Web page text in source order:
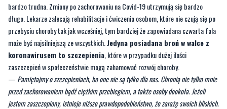
może być najsilniejszą ze wszystkich.Jedyna posiadana broń w walce z
koronawirusem to szczepienia, które w przypadku dużej ilości
zaszczepień w społeczeństwie mogą zahamować rozwój choroby.
—Pamiętajmy o szczepieniach, bo one nie są tylko dla nas. Chronią nie tylko mnie
przed zachorowaniem bądź ciężkim przebiegiem, a także osoby dookoła. Jeżeli
jestem zaszczepiony, istnieje niższe prawdopodobieństwo, że zarażę swoich bliskich.
Szczepienie jest sposobem ochrony innych ludzi, a także umową między nami
wszystkimi o tym, że o siebie nawzajem dbamy. To plus utrzymanie zasad dystansu
społecznego i maseczek może sprawić, że nie będziemy znowu poddani